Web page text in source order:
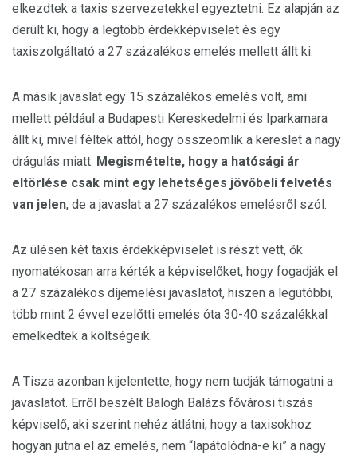
elkezdtek a taxis szervezetekkel egyeztetni. Ez alapján az
derült ki, hogy a legtöbb érdekképviselet és egy
taxiszolgáltató a 27 százalékos emelés mellett állt ki.
A másik javaslat egy 15 százalékos emelés volt, ami
mellett például a Budapesti Kereskedelmi és Iparkamara
állt ki, mivel féltek attól, hogy összeomlik a kereslet a nagy
drágulás miatt. Megismételte, hogy a hatósági ár
eltörlése csak mint egy lehetséges jövőbeli felvetés
van jelen, de a javaslat a 27 százalékos emelésről szól.
Az ülésen két taxis érdekképviselet is részt vett, ők
nyomatékosan arra kérték a képviselőket, hogy fogadják el
a 27 százalékos díjemelési javaslatot, hiszen a legutóbbi,
több mint 2 évvel ezelőtti emelés óta 30-40 százalékkal
emelkedtek a költségeik.
A Tisza azonban kijelentette, hogy nem tudják támogatni a
javaslatot. Erről beszélt Balogh Balázs fővárosi tiszás
képviselő, aki szerint nehéz átlátni, hogy a taxisokhoz
hogyan jutna el az emelés, nem “lapátolódna-e ki” a nagy